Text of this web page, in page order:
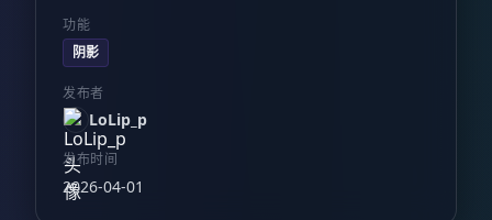
功能
阴影
发布者
LoLip_p
发布时间
2026-04-01